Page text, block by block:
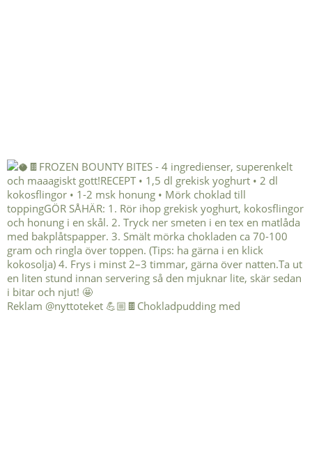
Reklam @nyttoteket 💪🏼🍫Chokladpudding med